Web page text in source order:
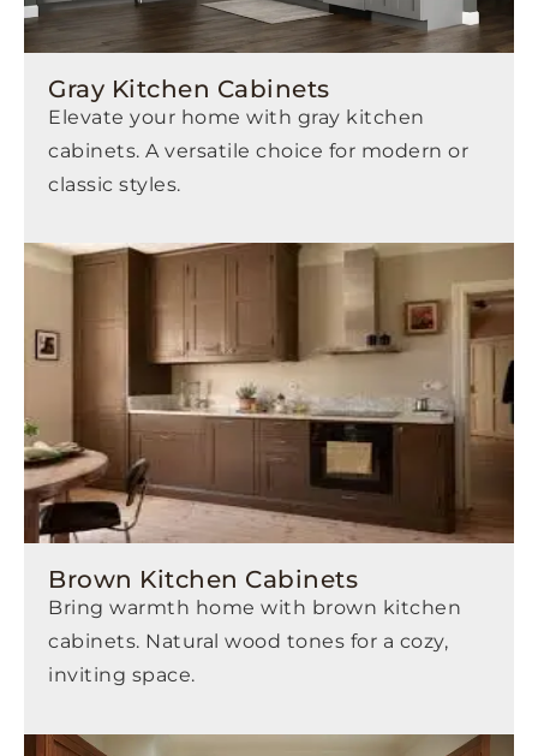
Gray Kitchen Cabinets
Elevate your home with gray kitchen
cabinets. A versatile choice for modern or
classic styles.
Brown Kitchen Cabinets
Bring warmth home with brown kitchen
cabinets. Natural wood tones for a cozy,
inviting space.